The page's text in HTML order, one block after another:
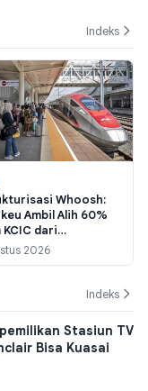
Indeks
Whoosh:
Ambil Alih 60%
KCIC dari
BUMN, Target
September
2026
Indeks
Stasiun TV
Bisa Kuasai